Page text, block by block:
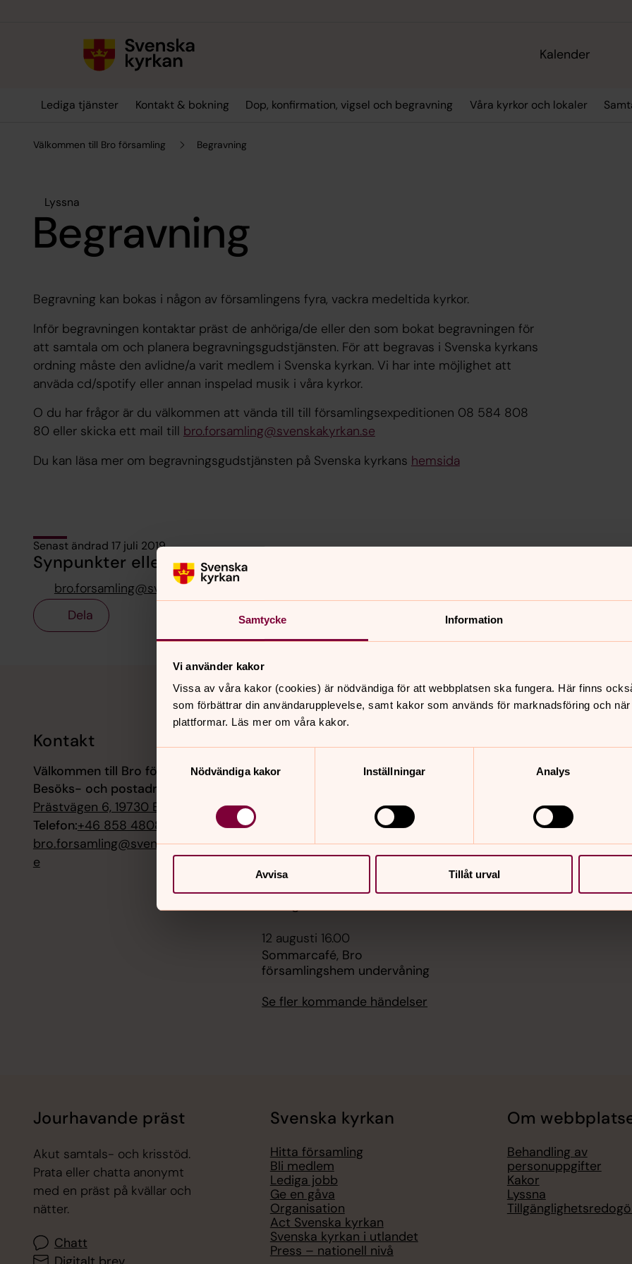
Samtycke Information
Vi använder kakor
Vissa av våra kakor (cookies) är nödvändiga för att webbplatsen ska fungera. Här finns
som förbättrar din användarupplevelse, samt kakor som används för marknadsföring och
plattformar. Läs mer om våra kakor.
Nödvändiga kakor
Inställningar Analys
Avvisa Tillåt urval
Kalender
Lediga tjänster Kontakt & bokning Dop, konfirmation, vigsel och begravning Våra kyrkor och lokaler
Välkommen till Bro församling Begravning
Lyssna
Begravning
Begravning kan bokas i någon av församlingens fyra, vackra medeltida kyrkor.
Inför begravningen kontaktar präst de anhöriga/de eller den som bokat begravningen för
att samtala om och planera begravningsgudstjänsten. För att begravas i Svenska kyrkans
ordning måste den avlidne/a varit medlem i Svenska kyrkan. Vi har inte möjlighet att
anväda cd/spotify eller annan inspelad musik i våra kyrkor.
O du har frågor är du välkommen att vända till till församlingsexpeditionen 08 584 808
80 eller skicka ett mail till bro.forsamling@svenskakyrkan.se
Du kan läsa mer om begravningsgudstjänsten på Svenska kyrkans hemsida
Senast ändrad 17 juli 2019
Synpunkter eller frågor på sidans innehåll?
bro.forsamling@svenskakyrkan.se
Dela
Kontakt
Välkommen till Bro församling
Besöks- och postadress:
Prästvägen 6, 19730 Bro
Telefon:+46 858 480880
bro.forsamling@svenskakyrkan.s
e
9 augusti 11.00
församlingshem undervåning
12 augusti 16.00
Sommarcafé, Bro
församlingshem undervåning
Se fler kommande händelser
Sidkarta
Jourhavande präst
Akut samtals- och krisstöd.
Prata eller chatta anonymt
med en präst på kvällar och
nätter.
Chatt
Svenska kyrkan
Hitta församling
Bli medlem
Lediga jobb
Ge en gåva
Organisation
Act Svenska kyrkan
Svenska kyrkan i utlandet
Press – nationell nivå
Om
Behandling av
personuppgifter
Kakor
Lyssna